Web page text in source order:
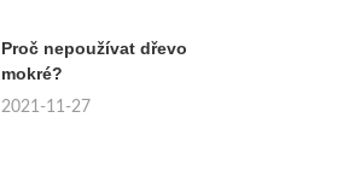
Proč nepoužívat dřevo
mokré?
2021-11-27